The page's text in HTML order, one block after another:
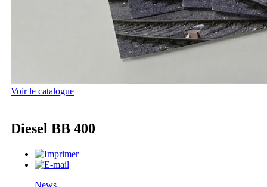
Voir le catalogue
Diesel BB 400